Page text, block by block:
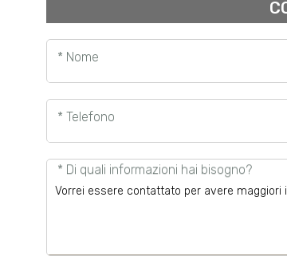
* Nome
* Telefono
* Di quali informazioni hai bisogno?